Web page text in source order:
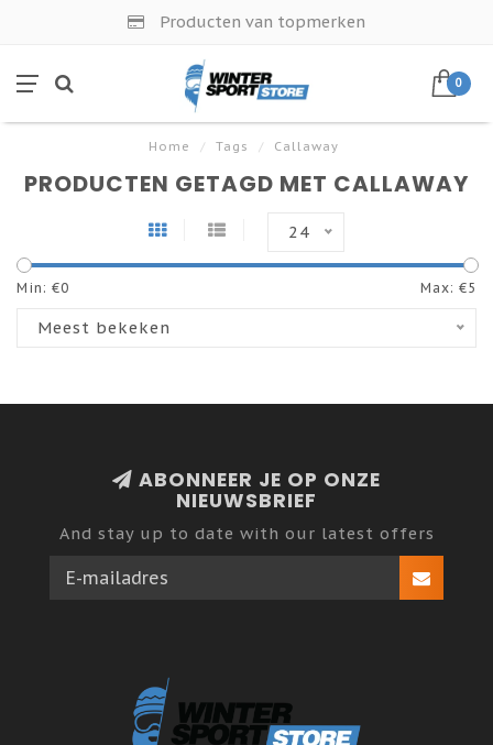
Producten van topmerken
0
Home / Tags / Callaway
PRODUCTEN GETAGD MET CALLAWAY
24
Min: €0 Max: €5
Meest bekeken
ABONNEER JE OP ONZE
NIEUWSBRIEF
And stay up to date with our latest offers